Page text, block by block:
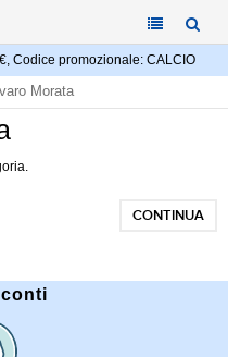
Codice promozionale: CALCIO
Morata
CONTINUA